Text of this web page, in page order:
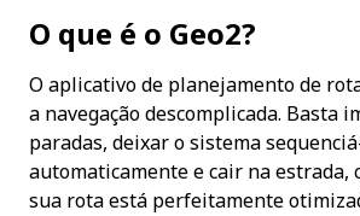
O que é o Geo2?
O aplicativo de planejamento de
a navegação descomplicada. Basta
paradas, deixar o sistema
automaticamente e cair na estrada,
sua rota está perfeitamente